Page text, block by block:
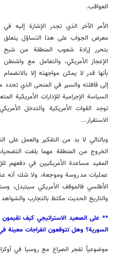
العواقب.
الأمر الآخر الذي تجدر الإشارة إليه في
معرض الجواب على هذا التساؤل يتعلق
بتحرر إرادة شعوب المنطقة من شبح
الإعجاز الأمريكي، والتعامل مع واشنطن
بأنها قدر لا يمكن مواجهته إلا بالانضمام
إلى قافلته والسير في المنحى الذي
السياسة الإجرامية للإدارات الأمريكية
توجد القوات الأمريكية والتدخل
الاستقرار...
وبالتالي لا بد من التفكير والعمل
الخروج من المنطقة مهما بلغت
المفيد مساعدة الأمريكيين في دفعهم
عمليات مدروسة وموجعة، ولا شك أنه
الأطلسي فالموقف الأمريكي سيتبدل،
والتاريخ الحديث مكتظ بالتجارب
** على الصعيد الاستراتيجي كيف تقيمون
السورية؟ وهل تتوقعون انفراجات معينة
موضوعياً تفجر الصراع مع روسيا في